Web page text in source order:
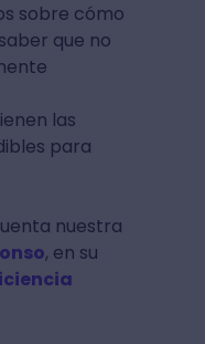
sobre cómo
que no
las
para
nuestra
, en su